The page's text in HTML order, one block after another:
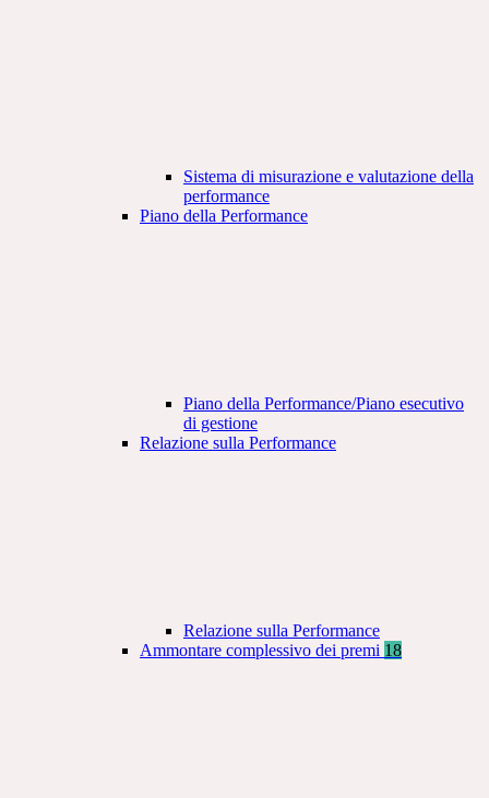
Sistema di misurazione e valutazione della
performance
Piano della Performance
Piano della Performance/Piano esecutivo
di gestione
Relazione sulla Performance
Relazione sulla Performance
Ammontare complessivo dei premi 18